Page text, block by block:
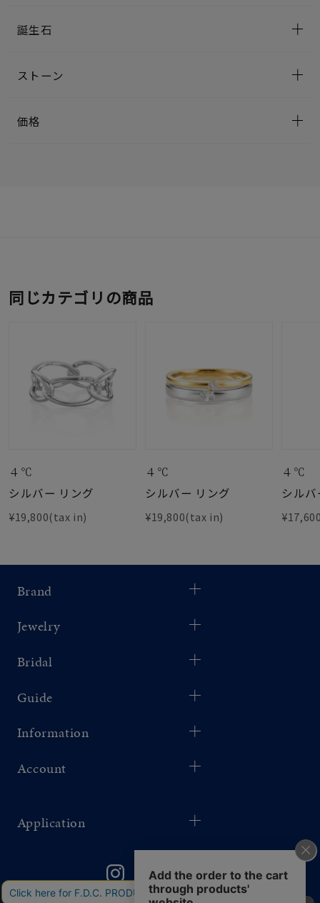
誕生石
ストーン
価格
同じカテゴリの商品
４℃
シルバー リング
¥19,800(tax in)
４℃
シルバー リング
¥19,800(tax in)
４℃
シル
Brand
Jewelry
Bridal
Guide
Information
Account
Application